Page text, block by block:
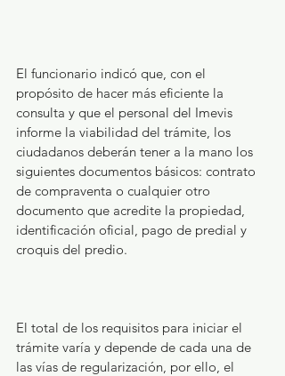
El funcionario indicó que, con el
propósito de hacer más eficiente la
consulta y que el personal del Imevis
informe la viabilidad del trámite, los
ciudadanos deberán tener a la mano los
siguientes documentos básicos: contrato
de compraventa o cualquier otro
documento que acredite la propiedad,
identificación oficial, pago de predial y
croquis del predio.
El total de los requisitos para iniciar el
trámite varía y depende de cada una de
las vías de regularización, por ello, el